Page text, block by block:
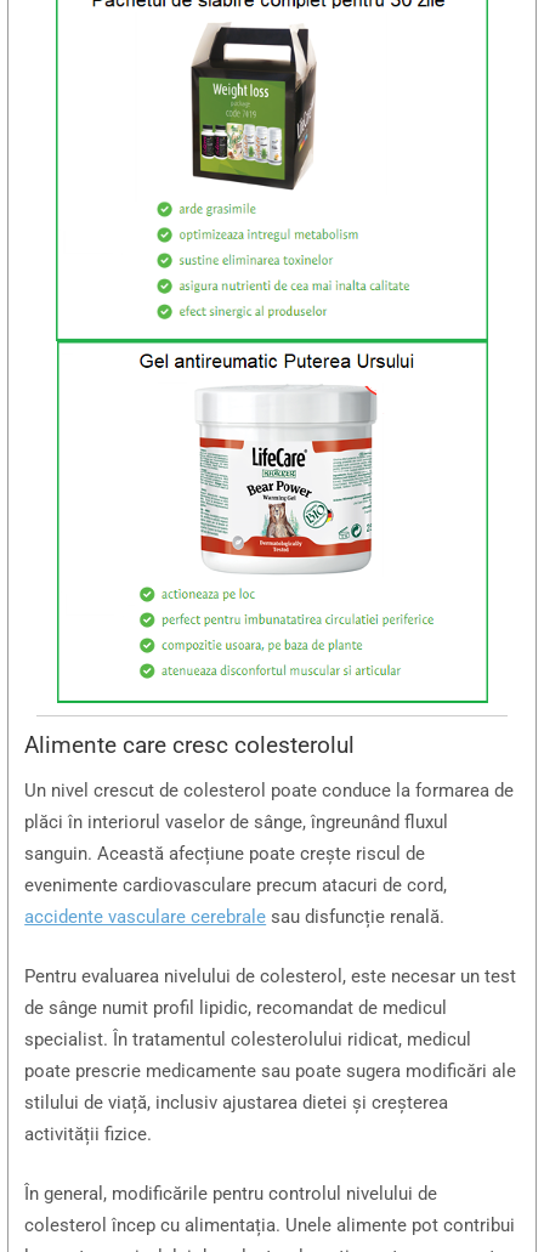
Alimente care cresc colesterolul
Un nivel crescut de colesterol poate conduce la formarea de
plăci în interiorul vaselor de sânge, îngreunând fluxul
sanguin. Această afecțiune poate crește riscul de
evenimente cardiovasculare precum atacuri de cord,
accidente vasculare cerebrale sau disfuncție renală.
Pentru evaluarea nivelului de colesterol, este necesar un test
de sânge numit profil lipidic, recomandat de medicul
specialist. În tratamentul colesterolului ridicat, medicul
poate prescrie medicamente sau poate sugera modificări ale
stilului de viață, inclusiv ajustarea dietei și creșterea
activității fizice.
În general, modificările pentru controlul nivelului de
colesterol încep cu alimentația. Unele alimente pot contribui